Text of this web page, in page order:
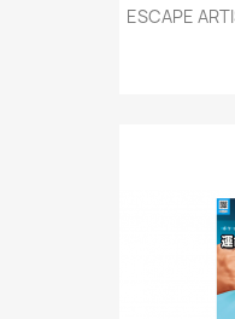
ESCAPE